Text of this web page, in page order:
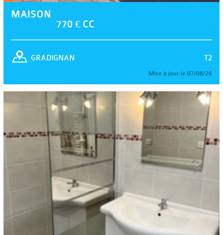
MAISON
770 € CC
T2
GRADIGNAN
Mise à jour le 07/08/26